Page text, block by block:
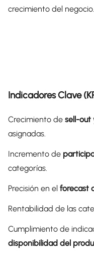
crecimiento del negocio.
Indicadores Clave
Crecimiento de sell-out
asignadas.
Incremento de
categorías.
Precisión en el forecast
Rentabilidad de las
Cumplimiento de
disponibilidad del